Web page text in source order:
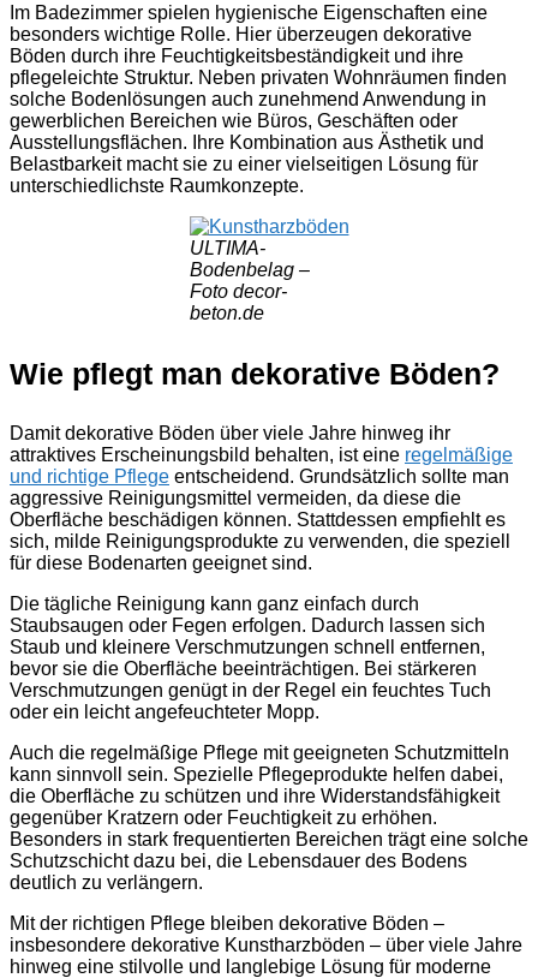
Im Badezimmer spielen hygienische Eigenschaften eine
besonders wichtige Rolle. Hier überzeugen dekorative
Böden durch ihre Feuchtigkeitsbeständigkeit und ihre
pflegeleichte Struktur. Neben privaten Wohnräumen finden
solche Bodenlösungen auch zunehmend Anwendung in
gewerblichen Bereichen wie Büros, Geschäften oder
Ausstellungsflächen. Ihre Kombination aus Ästhetik und
Belastbarkeit macht sie zu einer vielseitigen Lösung für
unterschiedlichste Raumkonzepte.
ULTIMA-
Bodenbelag –
Foto decor-
beton.de
Wie pflegt man dekorative Böden?
Damit dekorative Böden über viele Jahre hinweg ihr
attraktives Erscheinungsbild behalten, ist eine regelmäßige
und richtige Pflege entscheidend. Grundsätzlich sollte man
aggressive Reinigungsmittel vermeiden, da diese die
Oberfläche beschädigen können. Stattdessen empfiehlt es
sich, milde Reinigungsprodukte zu verwenden, die speziell
für diese Bodenarten geeignet sind.
Die tägliche Reinigung kann ganz einfach durch
Staubsaugen oder Fegen erfolgen. Dadurch lassen sich
Staub und kleinere Verschmutzungen schnell entfernen,
bevor sie die Oberfläche beeinträchtigen. Bei stärkeren
Verschmutzungen genügt in der Regel ein feuchtes Tuch
oder ein leicht angefeuchteter Mopp.
Auch die regelmäßige Pflege mit geeigneten Schutzmitteln
kann sinnvoll sein. Spezielle Pflegeprodukte helfen dabei,
die Oberfläche zu schützen und ihre Widerstandsfähigkeit
gegenüber Kratzern oder Feuchtigkeit zu erhöhen.
Besonders in stark frequentierten Bereichen trägt eine solche
Schutzschicht dazu bei, die Lebensdauer des Bodens
deutlich zu verlängern.
Mit der richtigen Pflege bleiben dekorative Böden –
insbesondere dekorative Kunstharzböden – über viele Jahre
hinweg eine stilvolle und langlebige Lösung für moderne